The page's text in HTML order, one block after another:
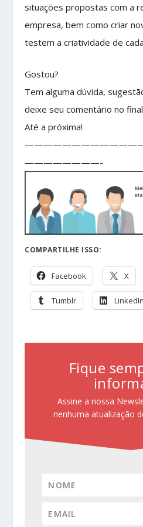
situações propostas com a
empresa, bem como criar
testem a criatividade de
Gostou?
Tem alguma dúvida,
deixe seu comentário no
Até a próxima!
————————-
COMPARTILHE ISSO:
Facebook X
Tumblr LinkedIn
Fique
Assine a nossa
nenhuma atualização